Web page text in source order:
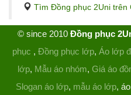
Tìm Đồng phục 2Uni trên
© since 2010 Đồng phục
phục , Đồng phục lớp, Áo lớp
lớp, Mẫu áo nhóm, Giá áo
Slogan áo lớp, mẫu áo lớp,